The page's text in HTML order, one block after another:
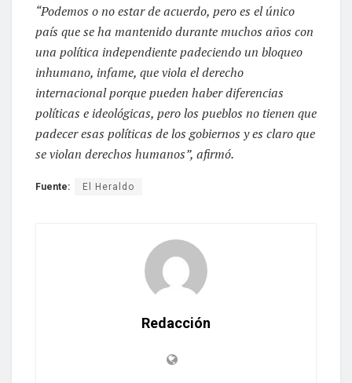
“Podemos o no estar de acuerdo, pero es el único
país que se ha mantenido durante muchos años con
una política independiente padeciendo un bloqueo
inhumano, infame, que viola el derecho
internacional porque pueden haber diferencias
políticas e ideológicas, pero los pueblos no tienen que
padecer esas políticas de los gobiernos y es claro que
se violan derechos humanos”, afirmó.
Fuente: El Heraldo
Redacción